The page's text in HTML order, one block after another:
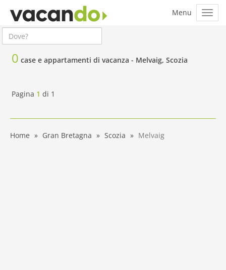
0 case e appartamenti di vacanza - Melvaig, Scozia
Pagina 1 di 1
Home Gran Bretagna Scozia Melvaig